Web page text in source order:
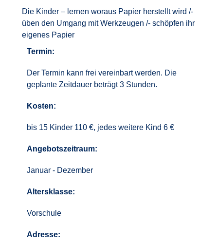
Die Kinder – lernen woraus Papier herstellt wird /-
üben den Umgang mit Werkzeugen /- schöpfen ihr
eigenes Papier
Termin:
Der Termin kann frei vereinbart werden. Die
geplante Zeitdauer beträgt 3 Stunden.
Kosten:
bis 15 Kinder 110 €, jedes weitere Kind 6 €
Angebotszeitraum:
Januar - Dezember
Altersklasse:
Vorschule
Adresse: